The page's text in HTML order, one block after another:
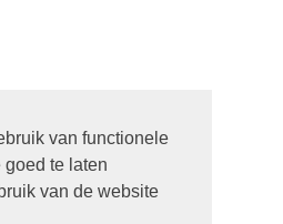
van functionele
te laten
van de website